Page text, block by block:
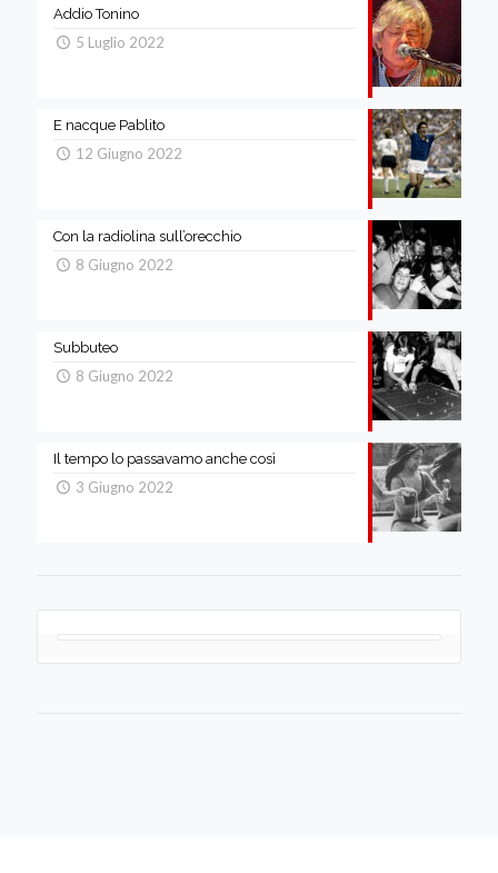
Addio Tonino
5 Luglio 2022
E nacque Pablito
12 Giugno 2022
Con la radiolina sull’orecchio
8 Giugno 2022
Subbuteo
8 Giugno 2022
Il tempo lo passavamo anche così
3 Giugno 2022